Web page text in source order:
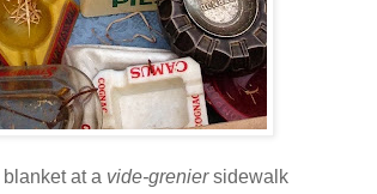
at a vide-greniersidewalk